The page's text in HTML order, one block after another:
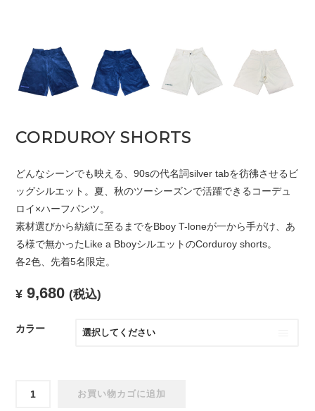
CORDUROY SHORTS
どんなシーンでも映える、90sの代名詞silver tabを彷彿させるビ
ッグシルエット。夏、秋のツーシーズンで活躍できるコーデュ
ロイ×ハーフパンツ。
素材選びから紡績に至るまでをBboy T-loneが一から手がけ、あ
る様で無かったLike a BboyシルエットのCorduroy shorts。
各2色、先着5名限定。
¥ 9,680 (税込)
カラー
shorts
お買い物カゴに追加